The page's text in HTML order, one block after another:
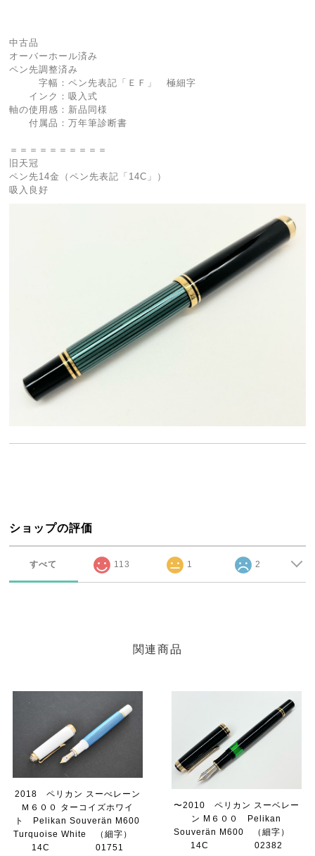
中古品
オーバーホール済み
ペン先調整済み
字幅：ペン先表記「ＥＦ」 極細字
インク：吸入式
軸の使用感：新品同様
付属品：万年筆診断書
＝＝＝＝＝＝＝＝＝＝
旧天冠
ペン先14金（ペン先表記「14C」）
吸入良好
ショップの評価
すべて 113 1 2
関連商品
2018 ペリカン スーべレーン
Ｍ６００ ターコイズホワイ
ト Pelikan Souverän M600
Turquoise White （細字）
14C 01751
〜2010 ペリカン スーベレー
ン M６００ Pelikan
Souverän M600 （細字）
14C 02382